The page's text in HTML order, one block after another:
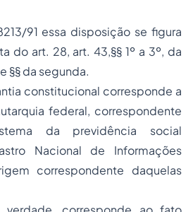
91 essa disposição se figura
do art. 28, art. 43,§§ 1º a 3º, da
§§ da segunda.
constitucional corresponde a
federal, correspondente
da previdência social
Nacional de Informações
correspondente daquelas